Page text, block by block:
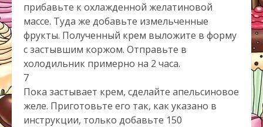
прибавьте к охлажденной желатиновой
массе. Туда же добавьте измельченные
фрукты. Полученный крем выложите в форму
с застывшим коржом. Отправьте в
холодильник примерно на 2 часа.
7
Пока застывает крем, сделайте апельсиновое
желе. Приготовьте его так, как указано в
инструкции, только добавьте 150